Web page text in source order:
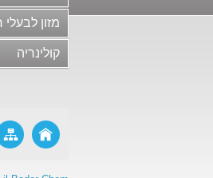
גלידות,
חלב
בשר
ריבות,
מזון
מזון לבעלי
קולינריה